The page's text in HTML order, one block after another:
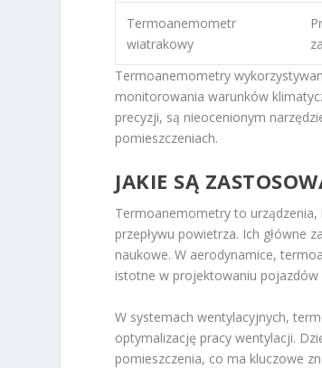
Termoanemometr
wiatrakowy
Termoanemometry
monitorowania warunków
precyzji, są nieocenionym
pomieszczeniach.
JAKIE SĄ
Termoanemometry to
przepływu powietrza. Ich główne
naukowe. W aerodynamice,
istotne w projektowaniu pojazdów
W systemach wentylacyjnych,
optymalizację pracy wentylacji.
pomieszczenia, co ma kluczowe